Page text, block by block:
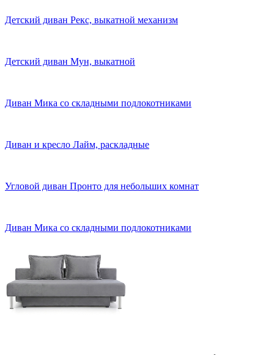
Детский диван Рекс, выкатной механизм
Детский диван Мун, выкатной
Диван Мика со складными подлокотниками
Диван и кресло Лайм, раскладные
Угловой диван Пронто для небольших комнат
Диван Мика со складными подлокотниками